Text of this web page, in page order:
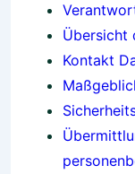
Übersicht
Kontakt